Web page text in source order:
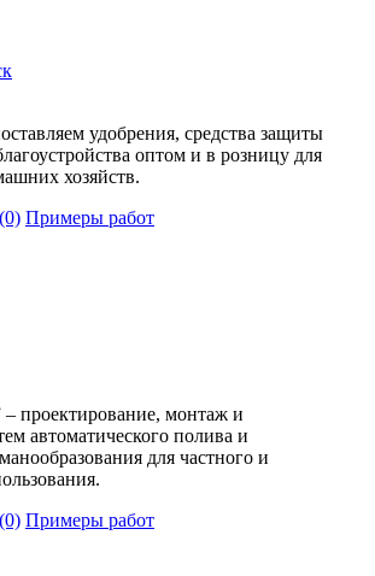
удобрения, средства защиты
оптом и в розницу для
хозяйств.
(0) Примеры работ
проектирование, монтаж и
автоматического полива и
для частного и
(0) Примеры работ